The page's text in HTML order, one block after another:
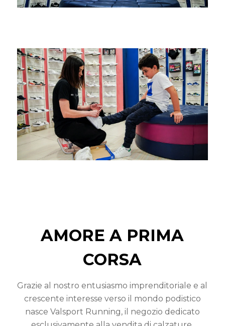
AMORE A PRIMA
CORSA
Grazie al nostro entusiasmo imprenditoriale e al
crescente interesse verso il mondo podistico
nasce Valsport Running, il negozio dedicato